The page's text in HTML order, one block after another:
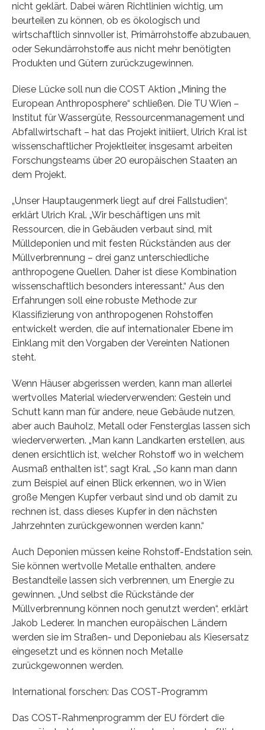
nicht geklärt. Dabei wären Richtlinien wichtig, um
beurteilen zu können, ob es ökologisch und
wirtschaftlich sinnvoller ist, Primärrohstoffe abzubauen,
oder Sekundärrohstoffe aus nicht mehr benötigten
Produkten und Gütern zurückzugewinnen.
Diese Lücke soll nun die COST Aktion „Mining the
European Anthroposphere“ schließen. Die TU Wien –
Institut für Wassergüte, Ressourcenmanagement und
Abfallwirtschaft – hat das Projekt initiiert, Ulrich Kral ist
wissenschaftlicher Projektleiter, insgesamt arbeiten
Forschungsteams über 20 europäischen Staaten an
dem Projekt.
„Unser Hauptaugenmerk liegt auf drei Fallstudien“,
erklärt Ulrich Kral. „Wir beschäftigen uns mit
Ressourcen, die in Gebäuden verbaut sind, mit
Mülldeponien und mit festen Rückständen aus der
Müllverbrennung – drei ganz unterschiedliche
anthropogene Quellen. Daher ist diese Kombination
wissenschaftlich besonders interessant.“ Aus den
Erfahrungen soll eine robuste Methode zur
Klassifizierung von anthropogenen Rohstoffen
entwickelt werden, die auf internationaler Ebene im
Einklang mit den Vorgaben der Vereinten Nationen
steht.
Wenn Häuser abgerissen werden, kann man allerlei
wertvolles Material wiederverwenden: Gestein und
Schutt kann man für andere, neue Gebäude nutzen,
aber auch Bauholz, Metall oder Fensterglas lassen sich
wiederverwerten. „Man kann Landkarten erstellen, aus
denen ersichtlich ist, welcher Rohstoff wo in welchem
Ausmaß enthalten ist“, sagt Kral. „So kann man dann
zum Beispiel auf einen Blick erkennen, wo in Wien
große Mengen Kupfer verbaut sind und ob damit zu
rechnen ist, dass dieses Kupfer in den nächsten
Jahrzehnten zurückgewonnen werden kann.“
Auch Deponien müssen keine Rohstoff-Endstation sein.
Sie können wertvolle Metalle enthalten, andere
Bestandteile lassen sich verbrennen, um Energie zu
gewinnen. „Und selbst die Rückstände der
Müllverbrennung können noch genutzt werden“, erklärt
Jakob Lederer. In manchen europäischen Ländern
werden sie im Straßen- und Deponiebau als Kiesersatz
eingesetzt und es können noch Metalle
zurückgewonnen werden.
International forschen: Das COST-Programm
Das COST-Rahmenprogramm der EU fördert die